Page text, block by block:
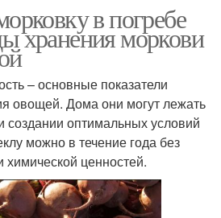
в погребе
хранения моркови
– основные показатели
овощей. Дома они могут лежать
создании оптимальных условий
можно в течение года без
ценностей.